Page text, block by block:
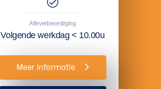
Afleverbevestiging
Volgende werkdag < 10.00u
Meer informatie